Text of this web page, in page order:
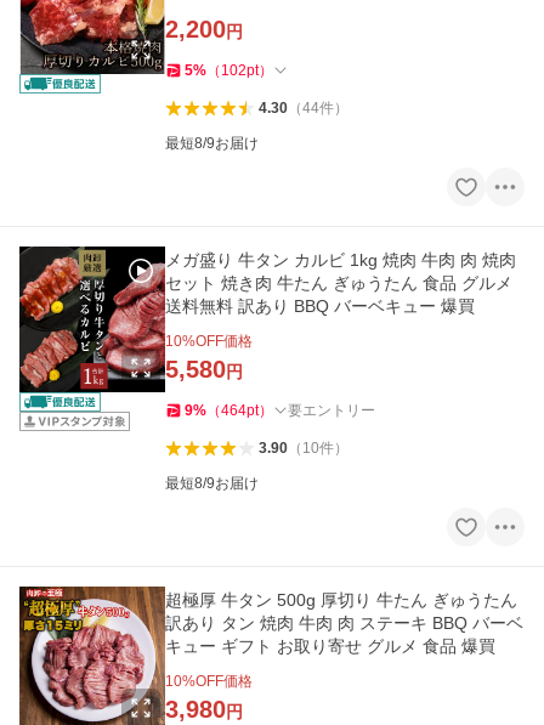
2,200円
5% （ 102pt）
4.30（44件）
最短8/9お届け
メガ盛り 牛タン カルビ 1kg 焼肉 牛肉 肉 焼肉
セット 焼き肉 牛たん ぎゅうたん 食品 グルメ
送料無料 訳あり BBQ バーベキュー 爆買
10%OFF価格
5,580円
9% （464pt） 要エントリー
3.90（ 10件）
最短8/9お届け
超極厚 牛タン 500g 厚切り 牛たん ぎゅうたん
訳あり タン 焼肉 牛肉 肉 ステーキ BBQ バーベ
キュー ギフト お取り寄せ グルメ 食品 爆買
10%OFF価格
3,980円